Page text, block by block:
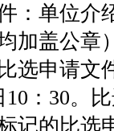
：单位介
加盖公
选申请文
10：30。
记的比选